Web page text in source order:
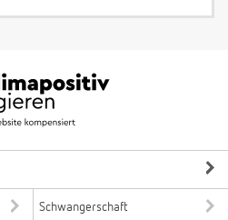
Schwangerschaft